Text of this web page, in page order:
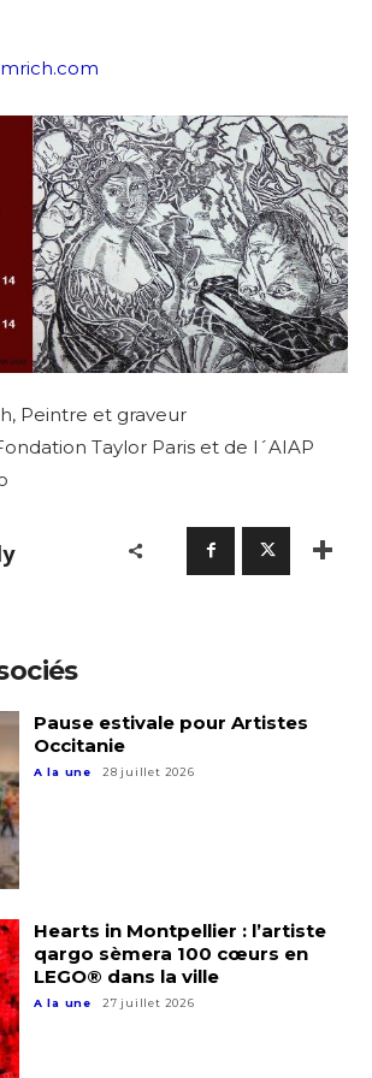
Peintre et graveur
Taylor Paris et de l´AIAP
Pause estivale pour Artistes
Occitanie
A la une 28 juillet 2026
Hearts in Montpellier : l’artiste
qargo sèmera 100 cœurs en
LEGO® dans la ville
A la une 27 juillet 2026